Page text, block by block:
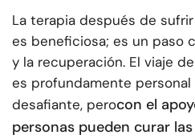
La terapia después de
es beneficiosa; es un paso
y la recuperación. El viaje
es profundamente personal
desafiante, perocon el
personas pueden curar